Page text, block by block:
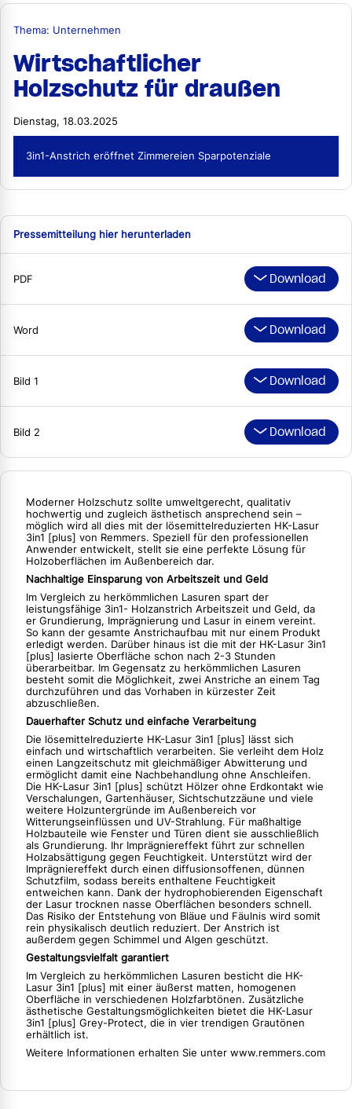
Thema: Unternehmen
Wirtschaftlicher
Holzschutz für draußen
Dienstag, 18.03.2025
3in1-Anstrich eröffnet Zimmereien Sparpotenziale
Pressemitteilung hier herunterladen
PDF Download
Word Download
Bild 1 Download
Bild 2 Download
Moderner Holzschutz sollte umweltgerecht, qualitativ
hochwertig und zugleich ästhetisch ansprechend sein –
möglich wird all dies mit der lösemittelreduzierten HK-Lasur
3in1 [plus] von Remmers. Speziell für den professionellen
Anwender entwickelt, stellt sie eine perfekte Lösung für
Holzoberflächen im Außenbereich dar.
Nachhaltige Einsparung von Arbeitszeit und Geld
Im Vergleich zu herkömmlichen Lasuren spart der
leistungsfähige 3in1- Holzanstrich Arbeitszeit und Geld, da
er Grundierung, Imprägnierung und Lasur in einem vereint.
So kann der gesamte Anstrichaufbau mit nur einem Produkt
erledigt werden. Darüber hinaus ist die mit der HK-Lasur 3in1
[plus] lasierte Oberfläche schon nach 2-3 Stunden
überarbeitbar. Im Gegensatz zu herkömmlichen Lasuren
besteht somit die Möglichkeit, zwei Anstriche an einem Tag
durchzuführen und das Vorhaben in kürzester Zeit
abzuschließen.
Dauerhafter Schutz und einfache Verarbeitung
Die lösemittelreduzierte HK-Lasur 3in1 [plus] lässt sich
einfach und wirtschaftlich verarbeiten. Sie verleiht dem Holz
einen Langzeitschutz mit gleichmäßiger Abwitterung und
ermöglicht damit eine Nachbehandlung ohne Anschleifen.
Die HK-Lasur 3in1 [plus] schützt Hölzer ohne Erdkontakt wie
Verschalungen, Gartenhäuser, Sichtschutzzäune und viele
weitere Holzuntergründe im Außenbereich vor
Witterungseinflüssen und UV-Strahlung. Für maßhaltige
Holzbauteile wie Fenster und Türen dient sie ausschließlich
als Grundierung. Ihr Imprägniereffekt führt zur schnellen
Holzabsättigung gegen Feuchtigkeit. Unterstützt wird der
Imprägniereffekt durch einen diffusionsoffenen, dünnen
Schutzfilm, sodass bereits enthaltene Feuchtigkeit
entweichen kann. Dank der hydrophobierenden Eigenschaft
der Lasur trocknen nasse Oberflächen besonders schnell.
Das Risiko der Entstehung von Bläue und Fäulnis wird somit
rein physikalisch deutlich reduziert. Der Anstrich ist
außerdem gegen Schimmel und Algen geschützt.
Gestaltungsvielfalt garantiert
Im Vergleich zu herkömmlichen Lasuren besticht die HK-
Lasur 3in1 [plus] mit einer äußerst matten, homogenen
Oberfläche in verschiedenen Holzfarbtönen. Zusätzliche
ästhetische Gestaltungsmöglichkeiten bietet die HK-Lasur
3in1 [plus] Grey-Protect, die in vier trendigen Grautönen
erhältlich ist.
Weitere Informationen erhalten Sie unter www.remmers.com